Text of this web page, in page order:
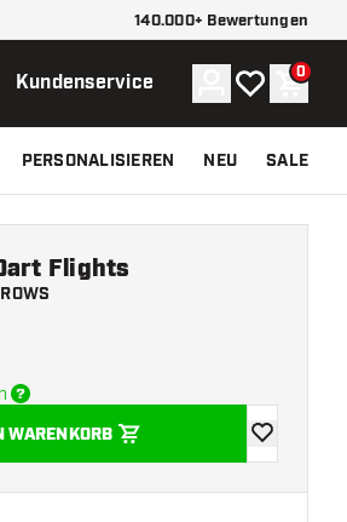
140.000+ Bewertungen
Kundenservice Konto
Meine 0
PERSONALISIEREN NEU SALE
Flights
WARENKORB
Zur